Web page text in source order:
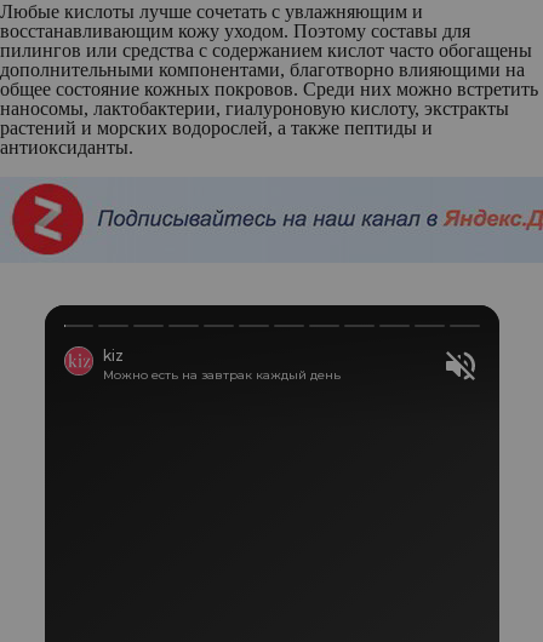
Любые кислоты лучше сочетать с увлажняющим и
восстанавливающим кожу уходом. Поэтому составы для
пилингов или средства с содержанием кислот часто обогащены
дополнительными компонентами, благотворно влияющими на
общее состояние кожных покровов. Среди них можно встретить
наносомы, лактобактерии, гиалуроновую кислоту, экстракты
растений и морских водорослей, а также пептиды и
антиоксиданты.